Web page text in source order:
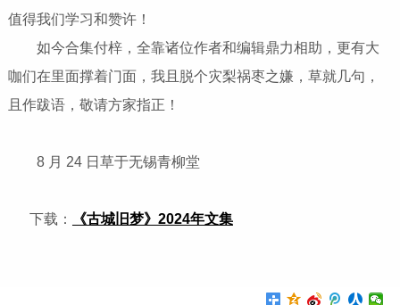
值得我们学习和赞许！
如今合集付梓，全靠诸位作者和编辑鼎力相助，更有大
咖们在里面撑着门面，我且脱个灾梨祸枣之嫌，草就几句，
且作跋语，敬请方家指正！
8 月 24 日草于无锡青柳堂
下载： 《古城旧梦》2024年文集